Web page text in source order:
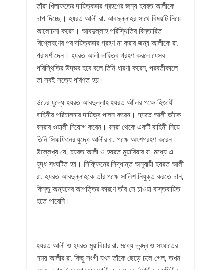
তাঁরা খিলাফতের দায়িত্বভার গ্রহণের জন্য হযরত আলীকে
চাপ দিচ্ছে। হযরত আলী রা. আবদুল্লাহর সাথে বিষয়টি নিয়ে
আলোচনা করেন। আবদুল্লাহ পরিস্থিতির বিস্তারিত
বিশ্লেষণের পর দয়িত্বভার গ্রহণ না করার জন্য আলীকে রা.
পরামর্শ দেন। হযরত আলী দায়িত্ব গ্রহণ করলে যেসব
পরিস্থিতির উদ্ভব হবে বলে তিনি ধারণা করেন, পরবর্তীকালে
তা সবই সত্যে পরিণত হয়।
উটের যুদ্ধে হযরত আবদুল্লাহ হযরত আীলর পক্ষে হিজাযী
বাহিনীর পরিচালনার দায়িত্ব পালন করেন। হযরত আলী তাঁকে
বসরার ওয়ালী নিয়োগ করেন। বসরা থেকে একটি বাহিনী নিয়ে
তিনি সিফফিনের যুদ্ধে আলীর রা. পক্ষে অংশগ্রহণ করেন।
উল্লেখ্য যে, হযরত আলী ও হযরত মুয়াবিয়ার রা. মধ্যে এ
যুদ্ধ সংঘটিত হয। সিফ্ফিনের সিদ্ধান্ত অনুযায়ী হযরত আলী
রা. হযরত আবদুল্লাহকে তাঁর পক্ষে সালিশ নিযুক্ত করতে চান,
কিন্তু অন্যদের আপত্তির কারণে তাঁর সে চাওয়া বাস্তবায়িত
হতে পারেনি।
হযরত আলী ও হযরত মুয়াবিয়ার রা. মধ্যে দ্বন্দ্ব ও সংঘাতের
সময় আলীর রা. কিছু সংগী যখন তাঁকে ছেড়ে চলে গেল, তখন